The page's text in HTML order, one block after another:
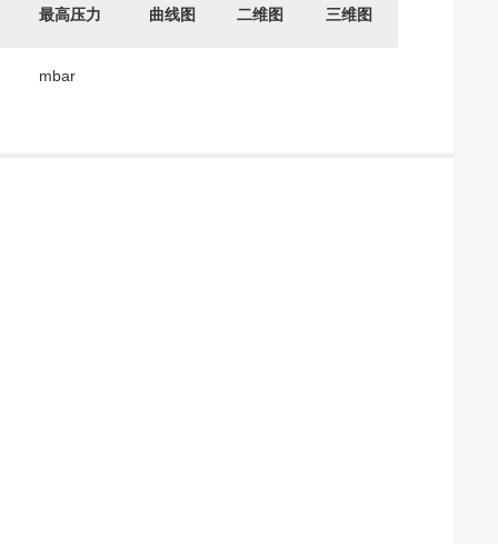
最高压力 曲线图 二维图 三维图
mbar